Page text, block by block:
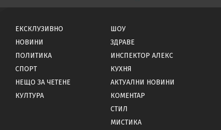
ЕКСКЛУЗИВНО
НОВИНИ
ПОЛИТИКА
СПОРТ
НЕЩО ЗА ЧЕТЕНЕ
КУЛТУРА
ШОУ
ЗДРАВЕ
ИНСПЕКТОР АЛЕКС
КУХНЯ
АКТУАЛНИ НОВИНИ
КОМЕНТАР
СТИЛ
МИСТИКА